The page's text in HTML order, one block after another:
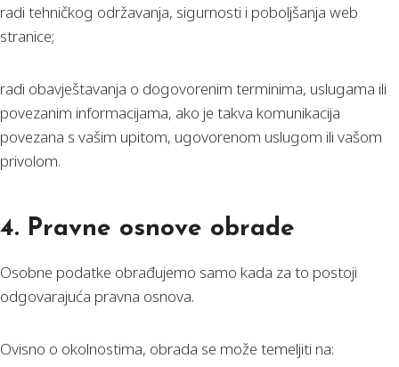
radi tehničkog održavanja, sigurnosti i poboljšanja web
stranice;
radi obavještavanja o dogovorenim terminima, uslugama ili
povezanim informacijama, ako je takva komunikacija
povezana s vašim upitom, ugovorenom uslugom ili vašom
privolom.
4. Pravne osnove obrade
Osobne podatke obrađujemo samo kada za to postoji
odgovarajuća pravna osnova.
Ovisno o okolnostima, obrada se može temeljiti na: